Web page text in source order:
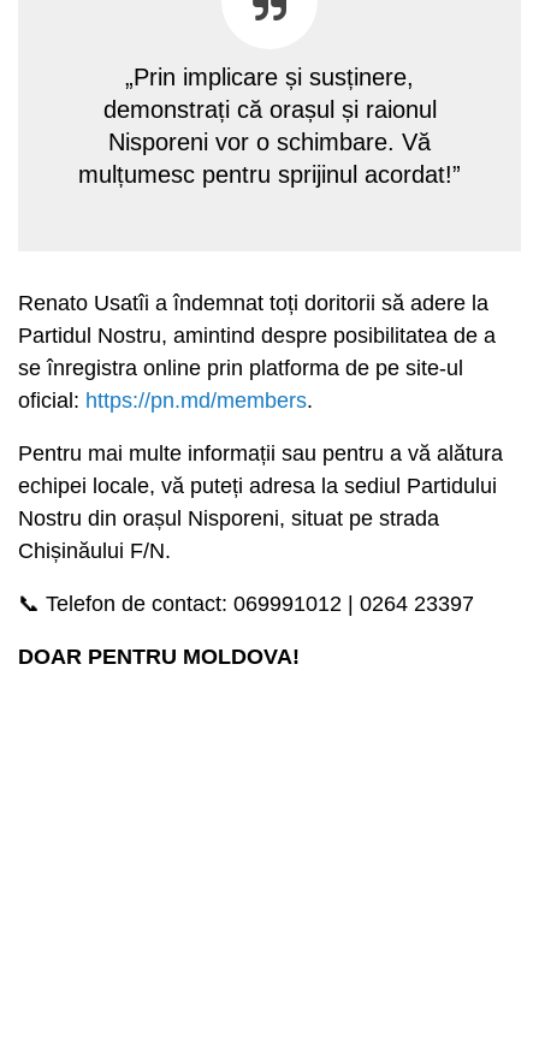
„Prin implicare și susținere,
demonstrați că orașul și raionul
Nisporeni vor o schimbare. Vă
mulțumesc pentru sprijinul acordat!”
Renato Usatîi a îndemnat toți doritorii să adere la
Partidul Nostru, amintind despre posibilitatea de a
se înregistra online prin platforma de pe site-ul
oficial: https://pn.md/members.
Pentru mai multe informații sau pentru a vă alătura
echipei locale, vă puteți adresa la sediul Partidului
Nostru din orașul Nisporeni, situat pe strada
Chișinăului F/N.
📞 Telefon de contact: 069991012 | 0264 23397
DOAR PENTRU MOLDOVA!